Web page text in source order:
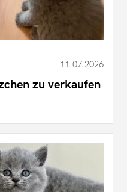
11.07.2026
zu verkaufen